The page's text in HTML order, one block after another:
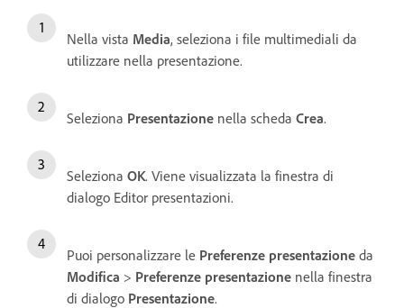
Nella vista Media, seleziona i file multimediali da
utilizzare nella presentazione.
Seleziona Presentazione nella scheda Crea.
Seleziona OK. Viene visualizzata la finestra di
dialogo Editor presentazioni.
Puoi personalizzare le Preferenze presentazione da
Modifica > Preferenze presentazione nella finestra
di dialogo Presentazione.